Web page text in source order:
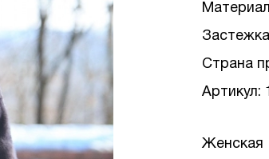
Страна
Артикул: